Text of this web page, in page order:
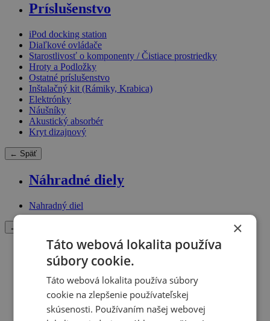
Príslušenstvo
iPod docking station
Diaľkové ovládače
Starostlivosť o komponenty / Čistiace prostriedky
Hroty a Podložky
Ostatné príslušenstvo
Inštalačný kit (Rámiky, Krabica)
Elektrónky
Náušníky
Akustický absorbér
Kryt dizajnový
← Späť
Náhradné diely
Nahradný diel
← Späť
Merchandise
Ostatné príslušenstvo
×
Táto webová lokalita používa
súbory cookie.
Táto webová lokalita používa súbory
cookie na zlepšenie používateľskej
skúsenosti. Používaním našej webovej